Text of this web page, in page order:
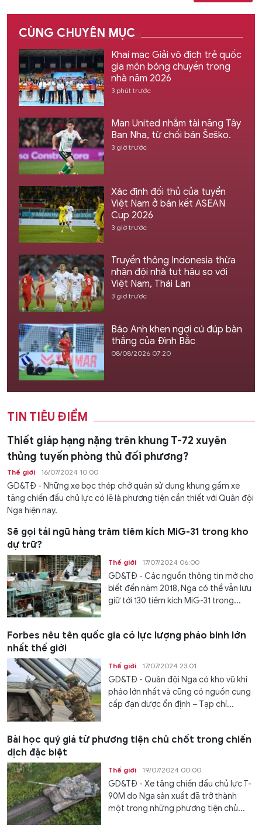
CÙNG CHUYÊN MỤC
Khai mạc Giải vô địch trẻ quốc
gia môn bóng chuyền trong
nhà năm 2026
3 phút trước
Man United nhắm tài năng Tây
Ban Nha, từ chối bán Šeško.
3 giờ trước
Xác định đối thủ của tuyển
Việt Nam ở bán kết ASEAN
Cup 2026
3 giờ trước
Truyền thông Indonesia thừa
nhận đội nhà tụt hậu so với
Việt Nam, Thái Lan
3 giờ trước
Báo Anh khen ngợi cú đúp bàn
thắng của Đình Bắc
08/08/2026 07:20
TIN TIÊU ĐIỂM
Thiết giáp hạng nặng trên khung T-72 xuyên
thủng tuyến phòng thủ đối phương?
Thế giới 16/07/2024 10:00
GD&TĐ - Những xe bọc thép chở quân sử dụng khung gầm xe
tăng chiến đấu chủ lực có lẽ là phương tiện cần thiết với Quân đội
Nga hiện nay.
Sẽ gọi tái ngũ hàng trăm tiêm kích MiG-31 trong kho
dự trữ?
Thế giới 17/07/2024 06:00
GD&TĐ - Các nguồn thông tin mở cho
biết đến năm 2018, Nga có thể vẫn lưu
giữ tới 130 tiêm kích MiG-31 trong...
Forbes nêu tên quốc gia có lực lượng pháo binh lớn
nhất thế giới
Thế giới 17/07/2024 23:01
GD&TĐ - Quân đội Nga có kho vũ khí
pháo lớn nhất và cũng có nguồn cung
cấp đạn dược ổn định – Tạp chí...
Bài học quý giá từ phương tiện chủ chốt trong chiến
dịch đặc biệt
Thế giới 19/07/2024 00:00
GD&TĐ - Xe tăng chiến đấu chủ lực T-
90M do Nga sản xuất đã trở thành
một trong những phương tiện chủ...